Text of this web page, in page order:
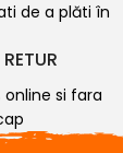
de a plăti în
online si fara